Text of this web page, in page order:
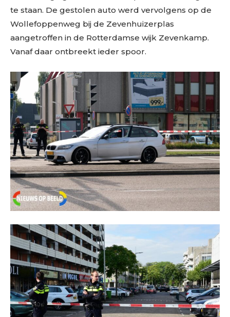
te staan. De gestolen auto werd vervolgens op de
Wollefoppenweg bij de Zevenhuizerplas
aangetroffen in de Rotterdamse wijk Zevenkamp.
Vanaf daar ontbreekt ieder spoor.